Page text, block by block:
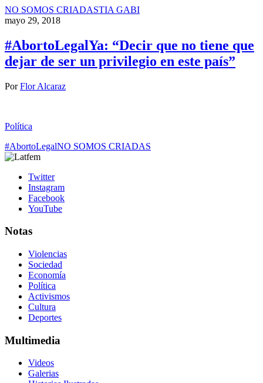
NO SOMOS CRIADASTIA GABI
mayo 29, 2018
#AbortoLegalYa: “Decir que no tiene que
dejar de ser un privilegio en este país”
PorFlor Alcaraz
Política
#AbortoLegalNO SOMOS CRIADAS
Twitter
Instagram
Facebook
YouTube
Notas
Violencias
Sociedad
Economía
Política
Activismos
Cultura
Deportes
Multimedia
Videos
Galerias